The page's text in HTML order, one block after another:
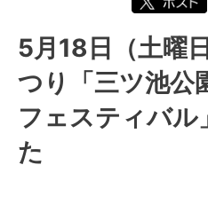
フォトダイアリー 2024年度
フォトダイアリー 2024年5月
5月18日（土曜日）鶴見区民まつり
フェスティバル」を訪問しました
5月18日（土曜
つり「三ツ池公
フェスティバル
た